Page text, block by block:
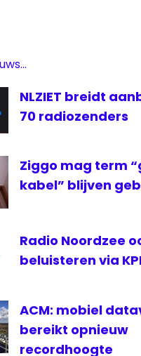
NLZIET breidt
70 radiozenders
Ziggo mag term
kabel” blijven
Radio Noordzee
beluisteren via
ACM: mobiel
bereikt opnieuw
recordhoogte